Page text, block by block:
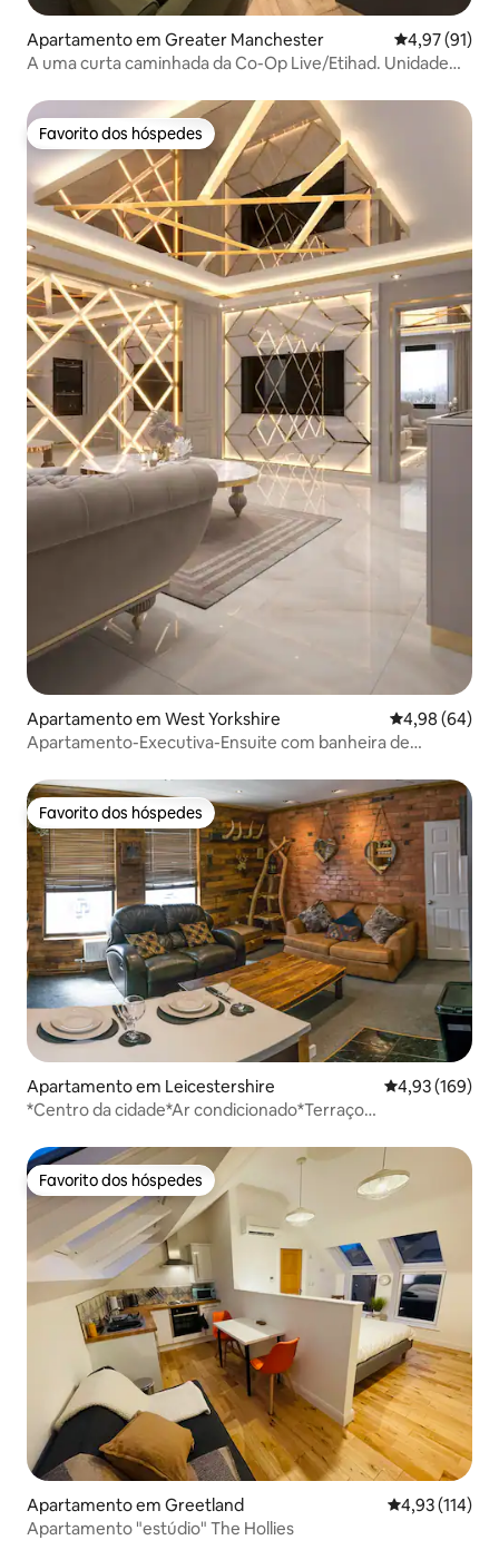
Apartamento em Greater Manchester Classificação
4,97 (91)
A uma curta caminhada da Co-Op Live/Etihad. Unidade
Favorito dos hóspedes
Favorito dos hóspedes
Apartamento em West Yorkshire Classificação
4,98 (64)
Apartamento-Executiva-Ensuite com banheira de
Favorito dos hóspedes
Favorito dos hóspedes
Apartamento em Leicestershire Classificação
4,93 (169)
*Centro da cidade*Ar condicionado*Terraço
Favorito dos hóspedes
Favorito dos hóspedes
Apartamento em Greetland Classificação
4,93 (114)
Apartamento "estúdio" The Hollies